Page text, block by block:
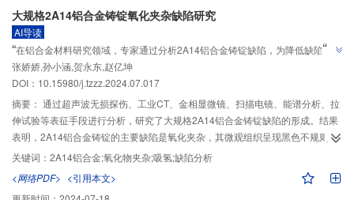
大规格2A14铝合金铸锭氧化夹杂缺陷研究
AI导读
“在铝合金材料研究领域，专家通过分析2A14铝合金铸锭缺陷，为降低缺陷产生
几率提供解决方案。”
”
张娇娇,孙小涵,贺永东,赵亿坤
DOI：10.15980/j.tzzz.2024.07.017
摘要： 通过超声波无损探伤、工业CT、金相显微镜、扫描电镜、能谱分析、拉
伸试验等表征手段进行分析，研究了大规格2A14铝合金铸锭缺陷的形成。结果
表明，2A14铝合金铸锭的主要缺陷是氧化夹杂，其微观组织呈现黑色不规则
状，主要集中分布在晶界处和铸锭心部。氧化夹杂缺陷一般产生于熔铸阶段并
伴随吸氢现象，是造成裂纹源的原因之一。通过对铝合金氧化物夹杂缺陷进行
研究分析，并优化生产工艺参数路线，降低铝合金缺陷的产生几率。
关键词： 2A14铝合金;氧化物夹杂;吸氢;缺陷分析
<网络PDF> <引用本文>